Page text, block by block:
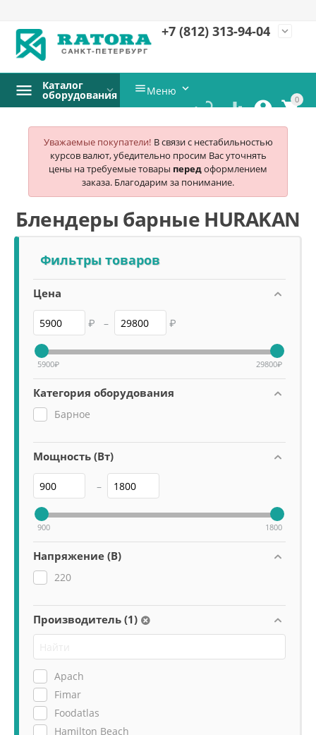
+7 (812) 313-94-04 expand_more
0


 
Каталог
оборудования Меню 
Уважаемые покупатели! В связи с нестабильностью
курсов валют, убедительно просим Вас уточнять
цены на требуемые товары передоформлением
заказа. Благодарим за понимание.
Блендеры барные HURAKAN
Фильтры товаров
Цена
₽ – ₽
5900₽ 29800₽
Категория оборудования
Барное
Мощность (Вт)
–
900 1800
Напряжение (В)
220
Производитель (1)
Apach
Fimar
Foodatlas
Hamilton Beach